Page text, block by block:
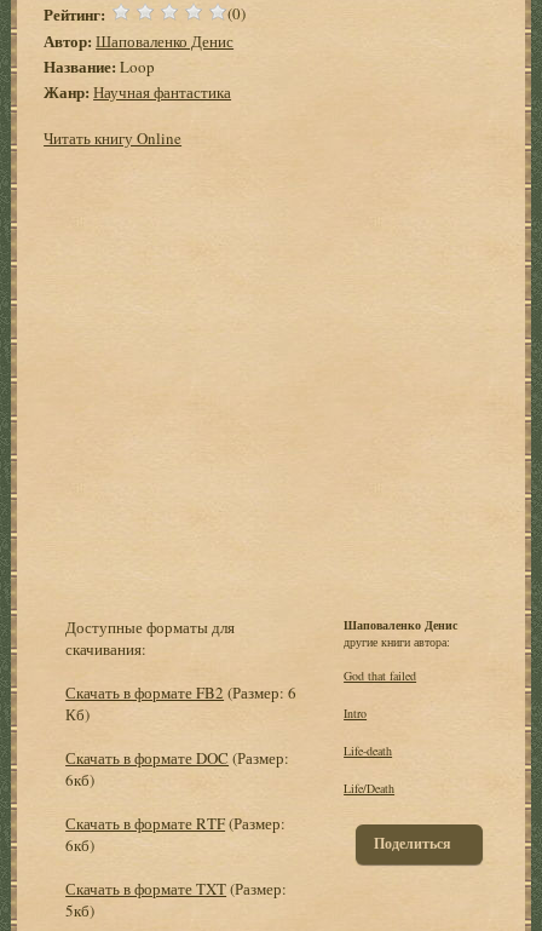
Рейтинг: (0)
Автор: Шаповаленко Денис
Название: Loop
Жанр: Научная фантастика
Читать книгу Online
Доступные форматы для
скачивания:
Скачать в формате FB2 (Размер: 6
Кб)
Скачать в формате DOC (Размер:
6кб)
Скачать в формате RTF(Размер:
6кб)
Скачать в формате TXT(Размер:
5кб)
Шаповаленко Денис
другие книги автора:
God that failed
Intro
Life-death
Life/Death
Поделиться